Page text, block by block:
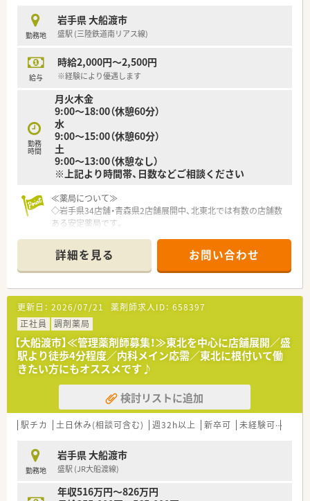
◆安心の社内体制
3年先の人事を見越して正社員の配属先を検討しており、社員一
人一人のライフステージに合わせて配属店舗の提案、職場環境の
こうした背景から育休復帰率100％という水準を保っています。
パート薬剤師の方々にも働き方によって契約社員など雇用形態
◆薬局について
皮膚科, 耳鼻科メイン応需で180～250枚/日ほどの処方箋を応需
しています。
40代男性の管理薬剤師が在籍しており、店舗内の雰囲気も和気
あいあいとしていて働きやすい風通しのよさが魅力です。
勤務地
岩手県 大船渡市
盛駅 (三陸鉄道南リアス線)
給与
時給2,000円～2,500円
※経験により優遇します
勤務
時間
月火木金
9:00～18:00（休憩60分）
水
9:00～15:00（休憩60分）
土
9:00～13:00（休憩なし）
※上記より時間帯、日数などご相談ください
≪薬局について≫
◇岩手県34店舗・青森県2店舗展開中、北東北では有数の店舗数
ある安定薬局です。
す。
「患者様第一主義」を貫き、地域医療の担い手となることをモッ
トーとしています。
◇厚生省より、休日・労働時間の短縮を行っている企業として、
『ゆとり創造賞』を受賞している企業です。
◇独立支援制度もあり、将来開業したい方へのサポートも行って
います。
≪就業ポイント≫
◆ブランク明け復帰、日数少なめでの勤務が不安な方もしっかり
業務についてお伝えしますのでご安心ください。
◆希望曜日や時間帯など、ある程度は融通も利きますのでご相談
詳細を見る お問い合わせ
更新日： 2026/07/21 薬剤師求人ID： 658397
正社員
調剤薬局
【大船渡市】≪管理薬剤師募集！≫東北を中心に店舗展開／盛
駅より徒歩4分程度／内科メイン応需／東北に根付いて働
きたい方にもオススメです♪
検討リストに追加
駅チカ 土日休み(相談可含む) 週32h以上 新卒可 未経験可
勤務地
岩手県 大船渡市
盛駅 (JR大船渡線)
年収516万円～826万円